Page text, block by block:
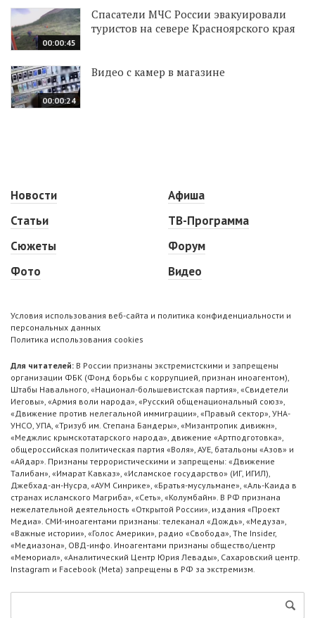
00:00:45
Спасатели МЧС России эвакуировали
туристов на севере Красноярского края
00:00:24
Видео с камер в магазине
Новости
Статьи
Сюжеты
Фото
Афиша
ТВ-Программа
Форум
Видео
Условия использования веб-сайта и политика конфиденциальности и
персональных данных
Политика использования cookies
Для читателей: В России признаны экстремистскими и запрещены
организации ФБК (Фонд борьбы с коррупцией, признан иноагентом),
Штабы Навального, «Национал-большевистская партия», «Свидетели
Иеговы», «Армия воли народа», «Русский общенациональный союз»,
«Движение против нелегальной иммиграции», «Правый сектор», УНА-
УНСО, УПА, «Тризуб им. Степана Бандеры», «Мизантропик дивижн»,
«Меджлис крымскотатарского народа», движение «Артподготовка»,
общероссийская политическая партия «Воля», АУЕ, батальоны «Азов» и
«Айдар». Признаны террористическими и запрещены: «Движение
Талибан», «Имарат Кавказ», «Исламское государство» (ИГ, ИГИЛ),
Джебхад-ан-Нусра, «АУМ Синрике», «Братья-мусульмане», «Аль-Каида в
странах исламского Магриба», «Сеть», «Колумбайн». В РФ признана
нежелательной деятельность «Открытой России», издания «Проект
Медиа». СМИ-иноагентами признаны: телеканал «Дождь», «Медуза»,
«Важные истории», «Голос Америки», радио «Свобода», The Insider,
«Медиазона», ОВД-инфо. Иноагентами признаны общество/центр
«Мемориал», «Аналитический Центр Юрия Левады», Сахаровский центр.
Instagram и Facebook (Metа) запрещены в РФ за экстремизм.